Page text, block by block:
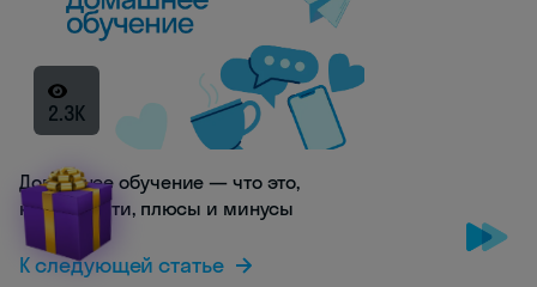
2.3K
Домашнее обучение — что это,
как перейти, плюсы и минусы
К следующей статье